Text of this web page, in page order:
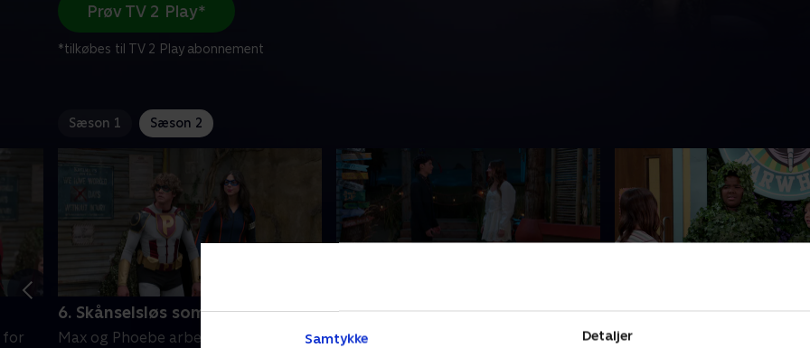
Samtykke Detaljer
Prøv TV 2 Play*
*tilkøbes til TV 2 Play abonnement
Sæson 1 Sæson 2
for
6. Skånselsløs sommer
Max og Phoebe arbejder godt
7. Endeløs sommer
Max lader som om, han er blevet ond
Fru Wong truer med at